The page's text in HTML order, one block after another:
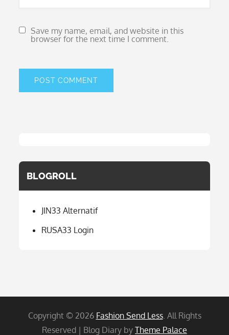
Save my name, email, and website in this
browser for the next time I comment.
BLOGROLL
JIN33 Alternatif
RUSA33 Login
Copyright © 2026 Fashion Send Less. All Rights
Reserved | Blog Diary by Theme Palace